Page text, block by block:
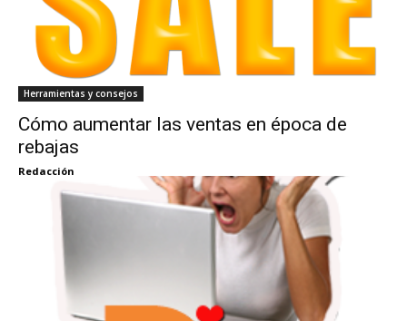
Herramientas y consejos
Cómo aumentar las ventas en época de
rebajas
Redacción